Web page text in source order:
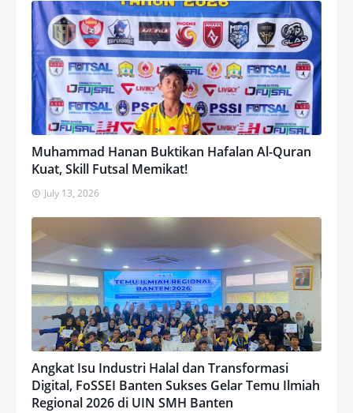
Muhammad Hanan Buktikan Hafalan Al-Quran
Kuat, Skill Futsal Memikat!
July 13, 2026
Angkat Isu Industri Halal dan Transformasi
Digital, FoSSEI Banten Sukses Gelar Temu Ilmiah
Regional 2026 di UIN SMH Banten